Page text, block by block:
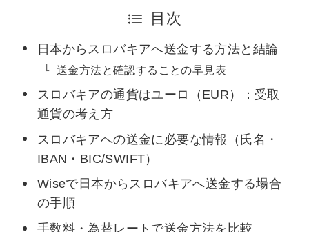
目次
日本からスロバキアへ送金する方法と結論
送金方法と確認することの早見表
スロバキアの通貨はユーロ（EUR）：受取
通貨の考え方
スロバキアへの送金に必要な情報（氏名・
IBAN・BIC/SWIFT）
Wiseで日本からスロバキアへ送金する場合
の手順
手数料・為替レートで送金方法を比較